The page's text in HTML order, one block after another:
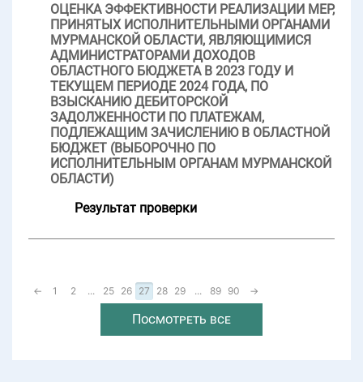
ОЦЕНКА ЭФФЕКТИВНОСТИ РЕАЛИЗАЦИИ МЕР,
ПРИНЯТЫХ ИСПОЛНИТЕЛЬНЫМИ ОРГАНАМИ
МУРМАНСКОЙ ОБЛАСТИ, ЯВЛЯЮЩИМИСЯ
АДМИНИСТРАТОРАМИ ДОХОДОВ
ОБЛАСТНОГО БЮДЖЕТА В 2023 ГОДУ И
ТЕКУЩЕМ ПЕРИОДЕ 2024 ГОДА, ПО
ВЗЫСКАНИЮ ДЕБИТОРСКОЙ
ЗАДОЛЖЕННОСТИ ПО ПЛАТЕЖАМ,
ПОДЛЕЖАЩИМ ЗАЧИСЛЕНИЮ В ОБЛАСТНОЙ
БЮДЖЕТ (ВЫБОРОЧНО ПО
ИСПОЛНИТЕЛЬНЫМ ОРГАНАМ МУРМАНСКОЙ
ОБЛАСТИ)
Результат проверки
← 1 2 ... 25 26 27 28 29 ... 89 90 →
Посмотреть все